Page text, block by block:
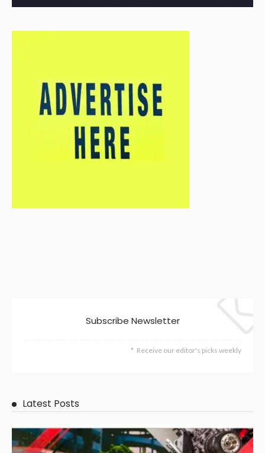
Subscribe Newsletter
Receive our editor's picks weekly
Latest Posts